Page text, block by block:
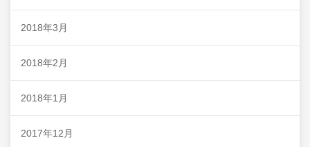
2018年3月
2018年2月
2018年1月
2017年12月